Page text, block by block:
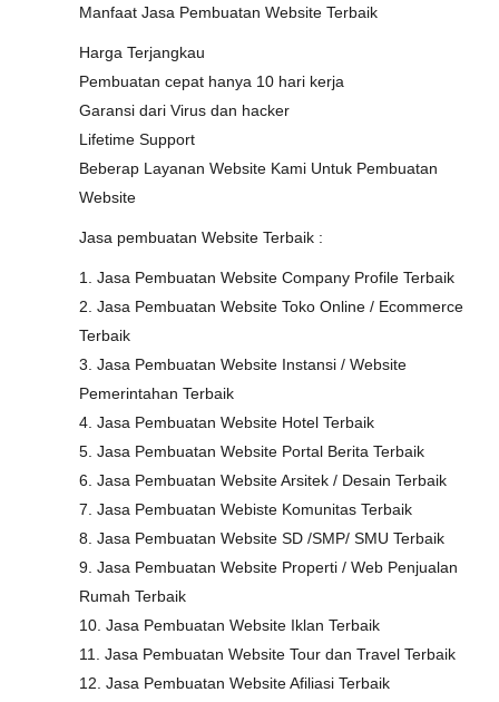
Manfaat Jasa Pembuatan Website Terbaik
Harga Terjangkau
Pembuatan cepat hanya 10 hari kerja
Garansi dari Virus dan hacker
Lifetime Support
Beberap Layanan Website Kami Untuk Pembuatan
Website
Jasa pembuatan Website Terbaik :
1. Jasa Pembuatan Website Company Profile Terbaik
2. Jasa Pembuatan Website Toko Online / Ecommerce
Terbaik
3. Jasa Pembuatan Website Instansi / Website
Pemerintahan Terbaik
4. Jasa Pembuatan Website Hotel Terbaik
5. Jasa Pembuatan Website Portal Berita Terbaik
6. Jasa Pembuatan Website Arsitek / Desain Terbaik
7. Jasa Pembuatan Webiste Komunitas Terbaik
8. Jasa Pembuatan Website SD /SMP/ SMU Terbaik
9. Jasa Pembuatan Website Properti / Web Penjualan
Rumah Terbaik
10. Jasa Pembuatan Website Iklan Terbaik
11. Jasa Pembuatan Website Tour dan Travel Terbaik
12. Jasa Pembuatan Website Afiliasi Terbaik